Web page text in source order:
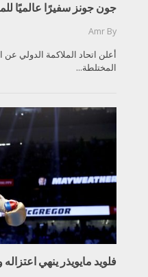
جون جونز سفيرًا عالميًا
By
Amr
أعلن اتحاد الملاكمة الدولي
المختلطة...
فلويد مايويذر ينهي